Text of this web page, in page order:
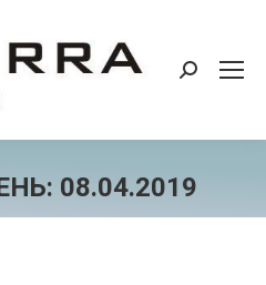
Поиск:
08.04.2019
Вы здесь: